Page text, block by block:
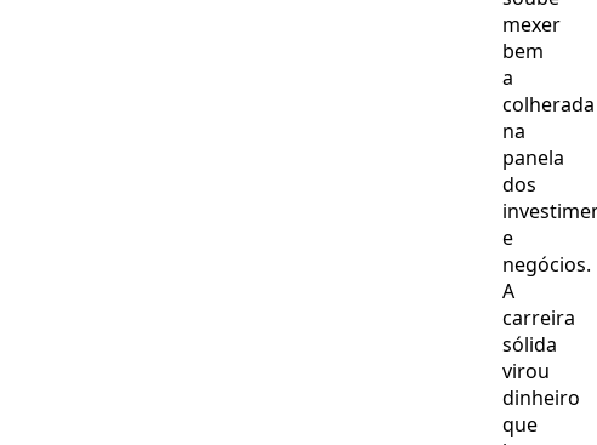
mexer
bem
a
colherada
na
panela
dos
e
negócios.
A
carreira
sólida
virou
dinheiro
que